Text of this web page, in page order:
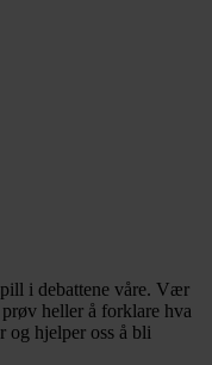
i debattene våre. Vær
heller å forklare hva
og hjelper oss å bli